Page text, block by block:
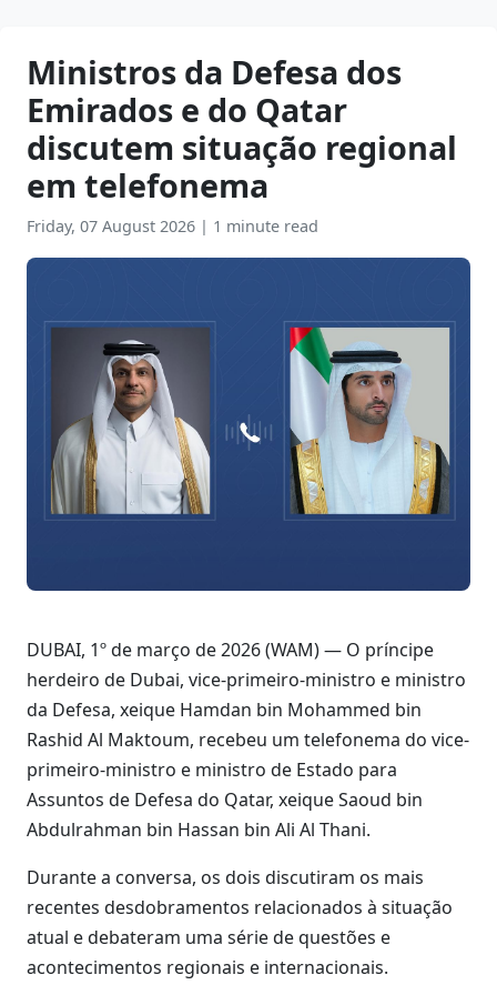
Ministros da Defesa dos
Emirados e do Qatar
discutem situação regional
em telefonema
Friday, 07 August 2026 | 1 minute read
DUBAI, 1º de março de 2026 (WAM) — O príncipe
herdeiro de Dubai, vice-primeiro-ministro e ministro
da Defesa, xeique Hamdan bin Mohammed bin
Rashid Al Maktoum, recebeu um telefonema do vice-
primeiro-ministro e ministro de Estado para
Assuntos de Defesa do Qatar, xeique Saoud bin
Abdulrahman bin Hassan bin Ali Al Thani.
Durante a conversa, os dois discutiram os mais
recentes desdobramentos relacionados à situação
atual e debateram uma série de questões e
acontecimentos regionais e internacionais.